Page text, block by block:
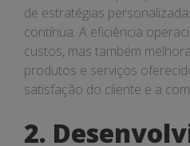
de estratégias
contínua. A eficiência
custos, mas também
produtos e serviços
satisfação do cliente e a
2.